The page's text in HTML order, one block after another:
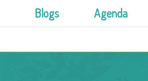
Blogs Agenda